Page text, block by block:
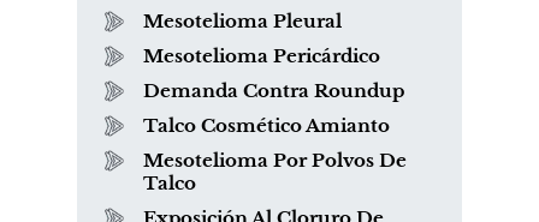
Mesotelioma Pleural
Mesotelioma Pericárdico
Demanda Contra Roundup
Talco Cosmético Amianto
Mesotelioma Por Polvos De
Talco